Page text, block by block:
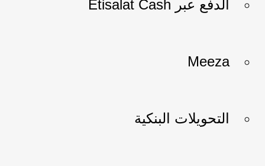
الدفع عبر Etisalat Cash
Meeza
التحويلات البنكية